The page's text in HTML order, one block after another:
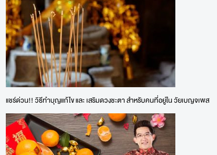
แชร์ด่วน!! วิธีทำบุญแก้ไข และ เสริมดวงชะตา สำหรับคนที่อยู่ใน วัยเบญจเพส